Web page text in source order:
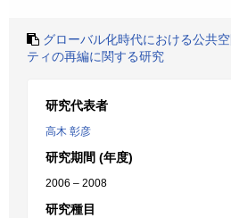
グローバル化時代における公共
ティの再編に関する研究
研究代表者
高木 彰彦
研究期間 (年度)
2006 – 2008
研究種目